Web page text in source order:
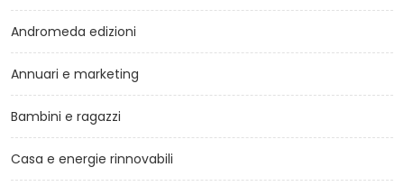
Andromeda edizioni
Annuari e marketing
Bambini e ragazzi
Casa e energie rinnovabili